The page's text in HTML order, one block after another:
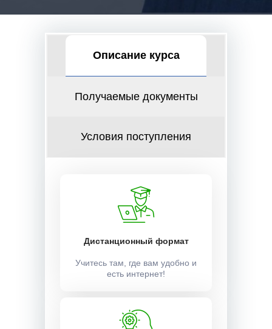
Описание курса
Получаемые документы
Условия поступления
Дистанционный формат
Учитесь там, где вам удобно и
есть интернет!